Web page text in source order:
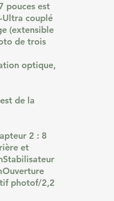
pouces est
Ultra couplé
(extensible
de trois
optique,
de la
2 : 8
et
photof/2,2